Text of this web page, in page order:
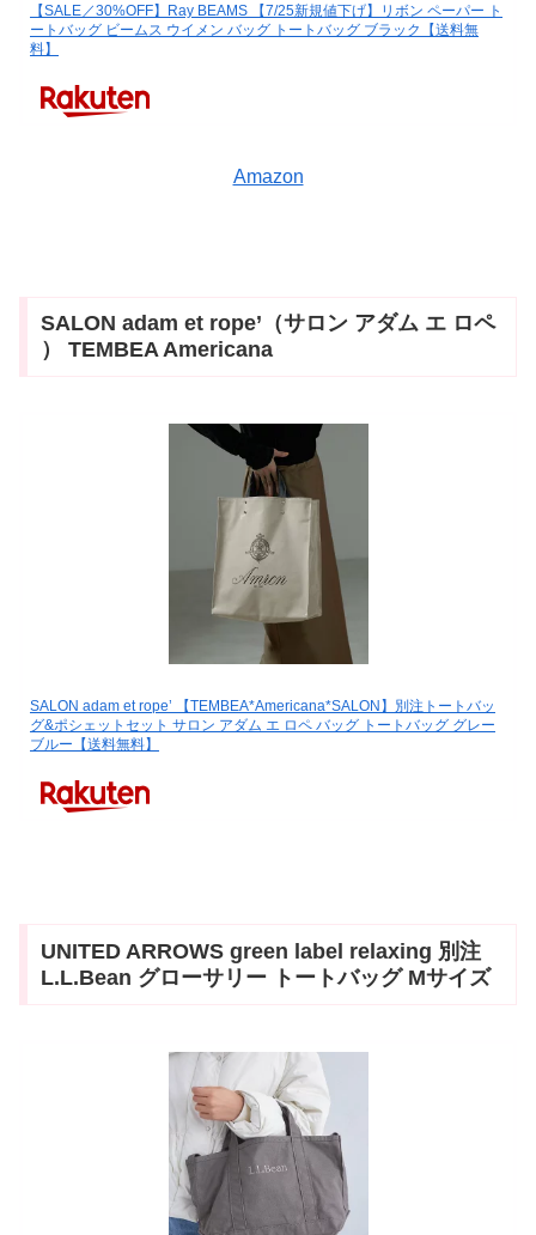
【SALE／30%OFF】Ray BEAMS 【7/25新規値下げ】リボン ペーパー ト
ートバッグ ビームス ウイメン バッグ トートバッグ ブラック【送料無
料】
Amazon
SALON adam et rope’（サロン アダム エ ロペ
） TEMBEA Americana
SALON adam et rope’ 【TEMBEA*Americana*SALON】別注トートバッ
グ&ポシェットセット サロン アダム エ ロペ バッグ トートバッグ グレー
ブルー【送料無料】
UNITED ARROWS green label relaxing 別注
L.L.Bean グローサリー トートバッグ Mサイズ